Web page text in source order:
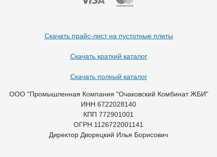
Скачать прайс-лист на пустотные плиты
Скачать краткий каталог
Скачать полный каталог
ООО "Промышленная Компания "Очаковский Комбинат ЖБИ"
ИНН 6722028140
КПП 772901001
ОГРН 1126722001141
Директор Дворецкий Илья Борисович